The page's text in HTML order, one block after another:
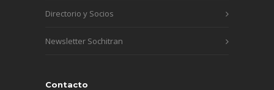
Directorio y Socios
Newsletter Sochitran
Contacto